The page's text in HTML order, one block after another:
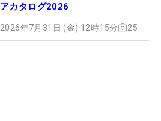
アカタログ2026
2026年7月31日 (金) 12時15分 25